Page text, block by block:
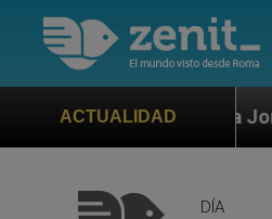
ACTUALIDAD
Mundial de la Juventud
DÍA